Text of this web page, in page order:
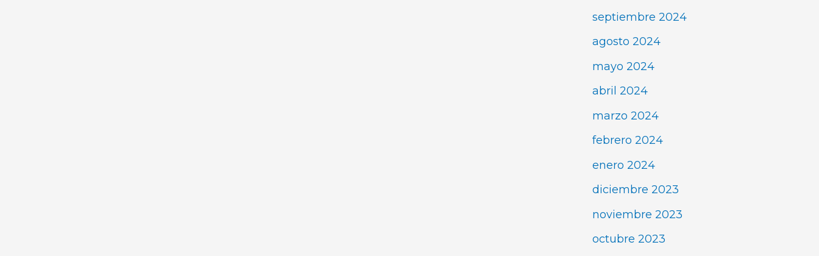
septiembre 2024
agosto 2024
mayo 2024
abril 2024
marzo 2024
febrero 2024
enero 2024
diciembre 2023
noviembre 2023
octubre 2023